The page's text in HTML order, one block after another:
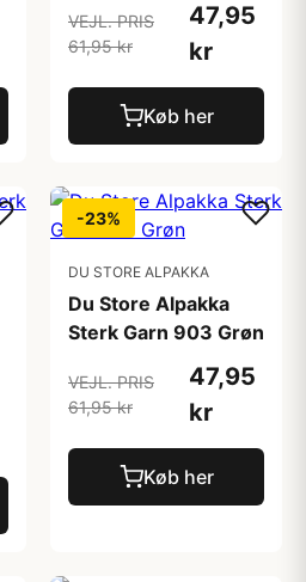
VEJL. PRIS
61,95 kr
47,95
kr
Køb her
-23%
DU STORE ALPAKKA
Du Store Alpakka
Sterk Garn 903 Grøn
VEJL. PRIS
61,95 kr
47,95
kr
Køb her